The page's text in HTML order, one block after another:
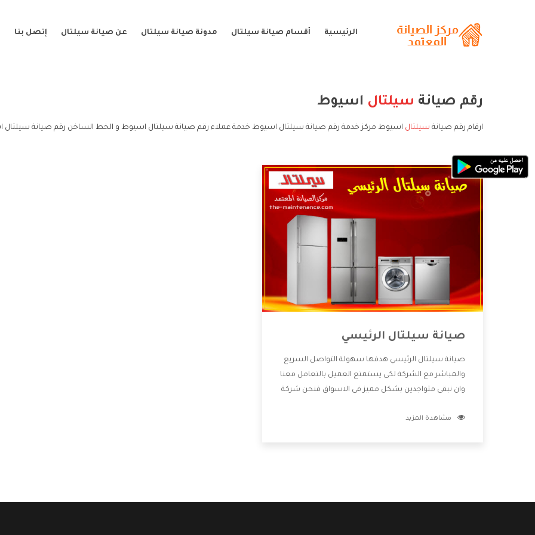
الرئيسية أقسام صيانة سيلتال مدونة صيانة سيلتال عن صيانة سيلتال إتصل بنا
رقم صيانة سيلتال اسيوط
ارقام رقم صيانة سيلتال اسيوط مركز خدمة رقم صيانة سيلتال اسيوط خدمة عملاء رقم صيانة سيلتال اسيوط و الخط الساخن رقم صيانة سيلتال
صيانة سيلتال الرئيسي
صيانة سيلتال الرئيسي هدفها سهولة التواصل السريع
والمباشر مع الشركة لكى يستمتع العميل بالتعامل معنا
وان نبقى متواجدين بشكل مميز فى الاسواق فنحن شركة
بالخدمات التى تنفرد الشركة بها والتى تكون منها خدمة
مشاهدة المزيد